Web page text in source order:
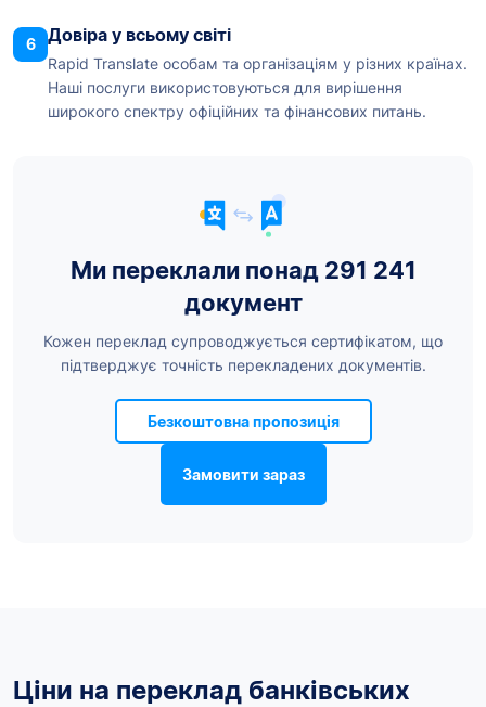
6 Довіра у всьому світі
Rapid Translate особам та організаціям у різних країнах.
Наші послуги використовуються для вирішення
широкого спектру офіційних та фінансових питань.
Ми переклали понад 291 241
документ
Кожен переклад супроводжується сертифікатом, що
підтверджує точність перекладених документів.
Безкоштовна пропозиція
Замовити зараз
Ціни на переклад банківських